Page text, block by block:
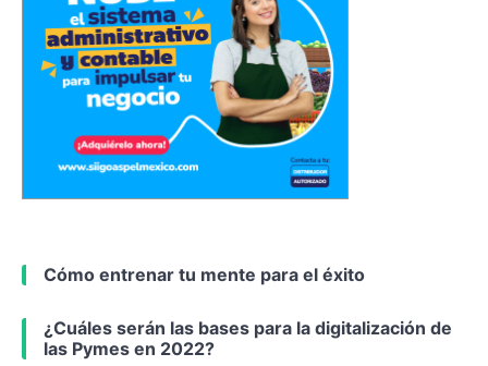
Cómo entrenar tu mente para el éxito
¿Cuáles serán las bases para la digitalización de
las Pymes en 2022?